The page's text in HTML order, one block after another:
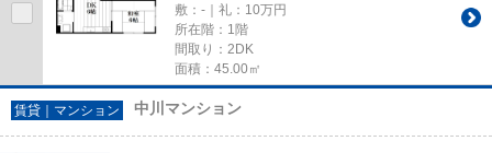
敷：-｜礼：10万円
所在階：1階
間取り：2DK
面積：45.00㎡
賃貸｜マンション 中川マンション